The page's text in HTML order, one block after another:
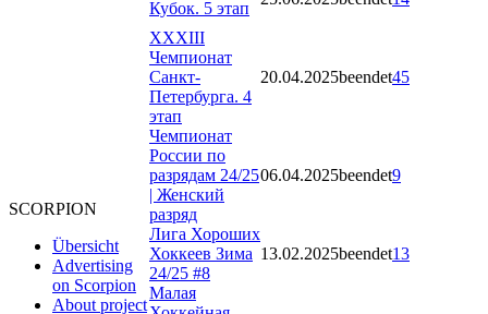
SCORPION
Übersicht
Advertising
on Scorpion
About project
Кубок. 5 этап
XXXIII
Чемпионат
Санкт-
Петербурга. 4
этап
20.04.2025beendet45
Чемпионат
России по
разрядам 24/25
| Женский
разряд
06.04.2025beendet9
Лига Хороших
Хоккеев Зима
24/25 #8
13.02.2025beendet13
Малая